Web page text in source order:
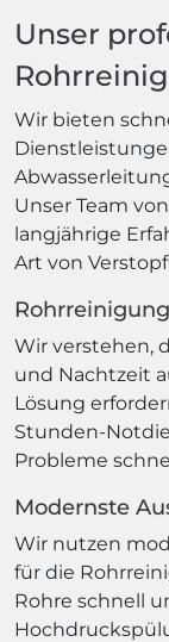
Unser
Wir bieten
Unser Team
langjährige
Art von
Wir verstehen,
und Nachtzeit
Lösung
Stunden-
Probleme
Modernste
Wir nutzen
für die
Rohre schnell